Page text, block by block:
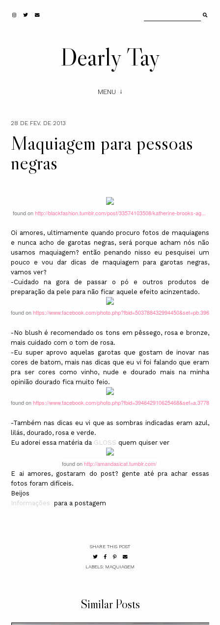
Dearly Tay
MENU
28 DE FEV. DE 2013
Maquiagem para pessoas
negras
found onhttp://blackfashion.tumblr.com/post/33574103508/katherine-brooks-ag...
Oi amores, ultimamente quando procuro fotos de maquiagens
e nunca acho de garotas negras, será porque acham nós não
usamos maquiagem? então penando nisso eu pesquisei um
pouco e vou dar dicas de maquiagem para garotas negras,
vamos ver?
-Cuidado na gora de passar o pó e outros produtos de
preparação da pele para não ficar aquele efeito acinzentado.
found onhttps://www.facebook.com/photo.php?fbid=503788432994450&set=pb.3966...
-No blush é recomendado os tons em pêssego, rosa e bronze,
mais cuidado com o tom de rosa.
-Eu super aprovo aquelas garotas que gostam de inovar nas
cores de batom, mais nas dicas que eu vi foi falando que eram
pra ser cores como vinho, nude e dourado mais na minha
opinião dourado fica muito feio.
found onhttps://www.facebook.com/photo.php?fbid=394642910625468&set=a.37783...
-Também nas dicas eu vi que as sombras indicadas eram azul,
lilás, dourado, rosa e verde.
Eu adorei essa matéria da GLOSS quem quiser ver
found onhttp://amandasicat.tumblr.com/
E ai amores, gostaram do post? gente até pra achar essas
fotos foram difíceis.
Beijos
Informações para a postagem
SHARE THIS POST
LABELS: MAQUIAGEM
Similar Posts